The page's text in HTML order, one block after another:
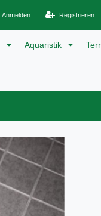
Anmelden Registrieren
Aquaristik